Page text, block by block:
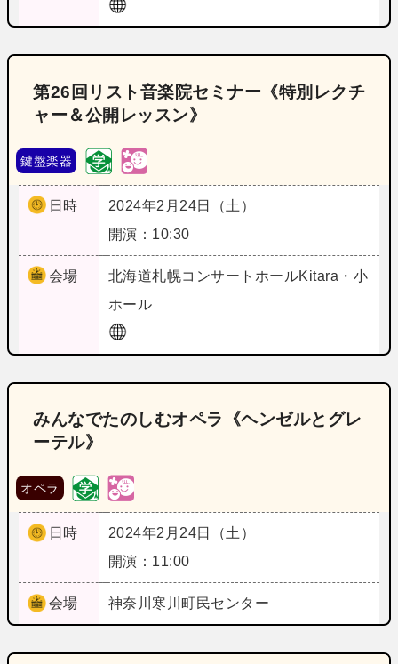
第26回リスト音楽院セミナー《特別レクチ
ャー＆公開レッスン》
鍵盤楽器
日時
2024年2月24日（土）
開演：10:30
会場 北海道札幌コンサートホールKitara・小
ホール
みんなでたのしむオペラ《ヘンゼルとグレ
ーテル》
オペラ
日時
2024年2月24日（土）
開演：11:00
会場 神奈川 寒川町民センター